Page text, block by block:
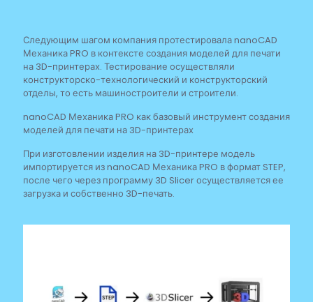
Следующим шагом компания протестировала nanoCAD
Механика PRO в контексте создания моделей для печати
на 3D-принтерах. Тестирование осуществляли
конструкторско-технологический и конструкторский
отделы, то есть машиностроители и строители.
nanoCAD Механика PRO как базовый инструмент создания
моделей для печати на 3D-принтерах
При изготовлении изделия на 3D-принтере модель
импортируется из nanoCAD Механика PRO в формат STEP,
после чего через программу 3D Slicer осуществляется ее
загрузка и собственно 3D-печать.